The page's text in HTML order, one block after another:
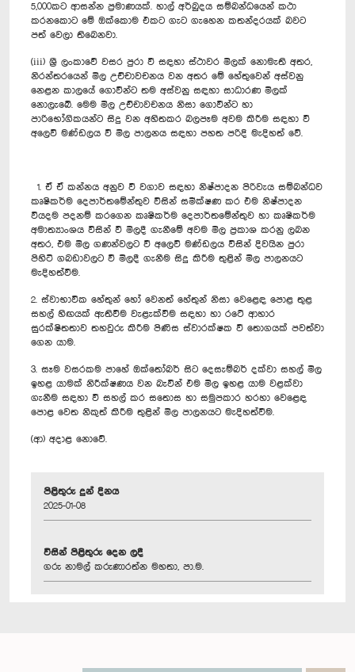
5,000කට ආසන්න ප්‍රමාණයක්. හාල් අර්බුදය සම්බන්ධයෙන් කථා
කරනකොට මේ ඔක්කොම එකට ගැට ගැහෙන කතන්දරයක් ‍බවට
පත් වෙලා තිබෙනවා.
(iii) ශ්‍රී ලංකාවේ වසර පුරා වී සඳහා ස්ථාවර මිලක් නොමැති අතර,
නිරන්තරයෙන් මිල උච්චාවචනය වන අතර මේ හේතුවෙන් අස්වනු
නෙළන කාලයේ ගොවීන්ට තම අස්වනු සඳහා සාධාරණ මිලක්
නොලැබේ. මෙම මිල උච්චාවචනය නිසා ගොවීන්ට හා
පාරිභෝගිකයන්ට සිදු වන අහිතකර බලපෑම අවම කිරීම සඳහා වී
අලෙවි මණ්ඩලය වී මිල පාලනය සඳහා පහත පරිදි මැදිහත් වේ.
1. ඒ ඒ කන්නය අනුව වී වගාව සඳහා නිෂ්පාදන පිරිවැය සම්බන්ධව
කෘෂිකර්ම දෙපාර්තමේන්තුව විසින් සමීක්ෂණ කර එම නිෂ්පාදන
වියදම පදනම් කරගෙන කෘෂිකර්ම දෙපාර්තමේන්තුව හා කෘෂිකර්ම
අමාත්‍යාංශය විසින් වී මිලදී ගැනීමේ අවම මිල ප්‍රකාශ කරනු ලබන
අතර, එම මිල ගණන්වලට වී අලෙවි මණ්ඩලය විසින් දිවයින පුරා
පිහිටි ගබඩාවලට වී මිලදී ගැනීම සිදු කිරීම තුළින් මිල පාලනයට
මැදිහත්වීම.
2. ස්වාභාවික හේතුන් හෝ වෙනත් හේතුන් නිසා වෙළෙඳ පොළ තුළ
සහල් හිඟයක් ඇතිවීම වැළැක්වීම සඳහා හා ‍රටේ ආහාර
සුරක්ෂිතතාව තහවුරු කිරීම පිණිස ස්වාරක්ෂක වී ‍තොගයක් පවත්වා
ගෙන යාම.
3. සෑම වසරකම පාහේ ඔක්තෝබර් සිට දෙසැම්බර් දක්වා සහල් මිල
ඉහළ යාමක් නිරීක්ෂණය වන බැවින් එම මිල ඉහළ යාම වළක්වා
ගැනීම සඳහා වී සහල් කර සතොස හා සමුපකාර හරහා වෙළෙඳ
පොළ වෙත නිකුත් කිරීම තුළින් මිල පාලනයට මැදිහත්වීම.
(ආ) අදාළ නොවේ.
පිළිතුරු දුන් දිනය
2025-01-08
විසින් පිළිතුරු දෙන ලදී
ගරු නාමල් කරුණාරත්න මහතා, පා.ම.